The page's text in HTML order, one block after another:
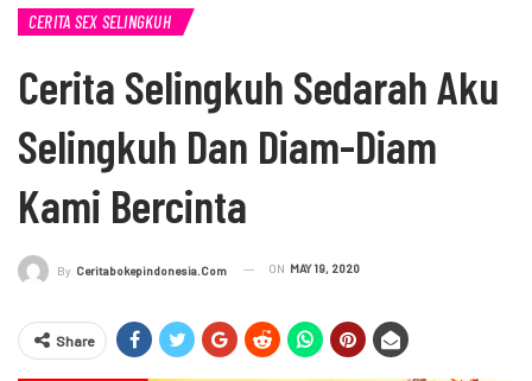
CERITA SEX SELINGKUH
Cerita Selingkuh Sedarah Aku
Selingkuh Dan Diam-Diam
Kami Bercinta
By Ceritabokepindonesia.com ON MAY 19, 2020
Share